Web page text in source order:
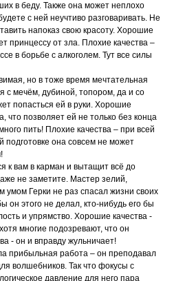
в беду. Также она может неплохо
с ней неучтиво разговаривать. Не
напоказ свою красоту. Хорошие
принцессу от зла. Плохие качества –
в борьбе с алкоголем. Тут все силы
но в тоже время мечтательная
с мечём, дубиной, топором, да и со
попасться ей в руки. Хорошие
что позволяет ей не только без конца
пить! Плохие качества – при всей
подготовке она совсем не может
к вам в карман и вытащит всё до
не заметите. Мастер зелий,
умом Герки не раз спасал жизни своих
он этого не делал, кто-нибудь его бы
и упрямство. Хорошие качества -
многие подозревают, что он
- он и вправду жульничает!
прибыльная работа – он преподавал
волшебников. Так что фокусы с
давление для него пара